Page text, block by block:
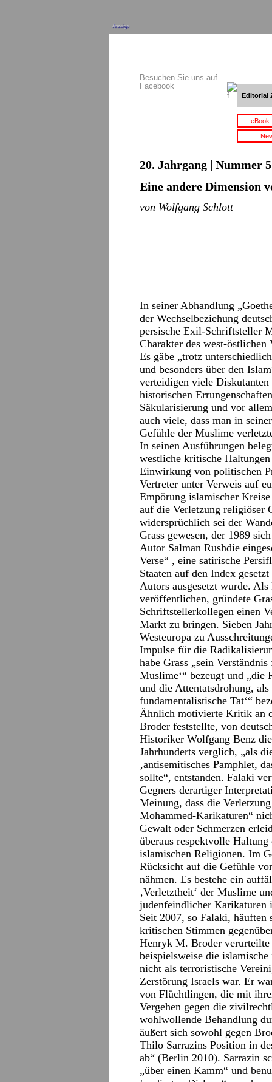
Anzeige
Besuchen Sie uns auf
Facebook
Editorial
20. Jahrgang | Nummer
Eine andere Dimension
von Wolfgang Schlott
In seiner Abhandlung
der Wechselbeziehung
persische Exil-Schriftsteller
Charakter des west-östlichen
Es gäbe „trotz
und besonders über den
verteidigen viele
historischen
Säkularisierung und vor
auch viele, dass man in
Gefühle der Muslime
In seinen Ausführungen
westliche kritische
Einwirkung von politischen
Vertreter unter Verweis auf
Empörung islamischer
auf die Verletzung religiöser
widersprüchlich sei der
Grass gewesen, der 1989
Autor Salman Rushdie
Verse“ , eine satirische
Staaten auf den Index
Autors ausgesetzt wurde.
veröffentlichen, gründete
Schriftstellerkollegen einen
Markt zu bringen. Sieben
Westeuropa zu
Impulse für die
habe Grass „sein
Muslime‘“ bezeugt und
und die Attentatsdrohung,
fundamentalistische Tat‘“
Ähnlich motivierte Kritik an
Broder feststellte, von
Historiker Wolfgang Benz
Jahrhunderts verglich, „als
‚antisemitisches Pamphlet,
sollte“, entstanden. Falaki
Gegners derartiger
Meinung, dass die
Mohammed-Karikaturen“
Gewalt oder Schmerzen
überaus respektvolle
islamischen Religionen. Im
Rücksicht auf die Gefühle
nähmen. Es bestehe ein
‚Verletztheit‘ der Muslime
judenfeindlicher Karikaturen
Seit 2007, so Falaki, häuften
kritischen Stimmen
Henryk M. Broder verurteilte
beispielsweise die
nicht als terroristische
Zerstörung Israels war. Er
von Flüchtlingen, die mit
Vergehen gegen die
wohlwollende Behandlung
äußert sich sowohl gegen
Thilo Sarrazins Position in
ab“ (Berlin 2010). Sarrazin
„über einen Kamm“ und